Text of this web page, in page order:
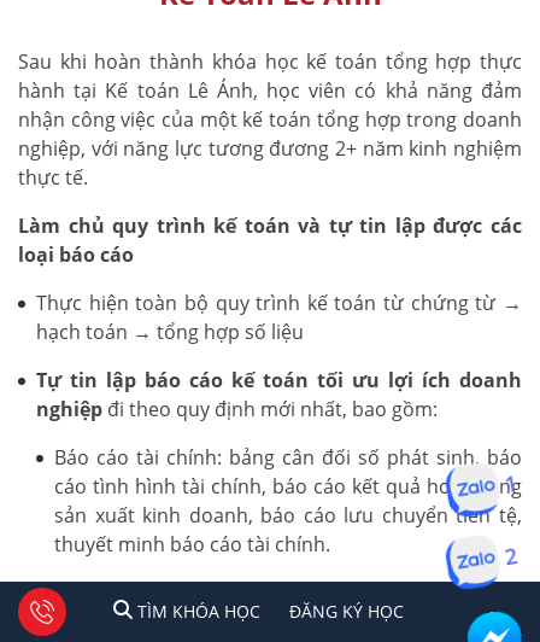
Sau khi hoàn thành khóa học kế toán tổng hợp thực
hành tại Kế toán Lê Ánh, học viên có khả năng đảm
nhận công việc của một kế toán tổng hợp trong doanh
nghiệp, với năng lực tương đương 2+ năm kinh nghiệm
thực tế.
Làm chủ quy trình kế toán và tự tin lập được các
loại báo cáo
Thực hiện toàn bộ quy trình kế toán từ chứng từ →
hạch toán → tổng hợp số liệu
Tự tin lập báo cáo kế toán tối ưu lợi ích doanh
nghiệp đi theo quy định mới nhất, bao gồm:
Báo cáo tài chính: bảng cân đối số phát sinh, báo
cáo tình hình tài chính, báo cáo kết quả hoạt động
sản xuất kinh doanh, báo cáo lưu chuyển tiền tệ,
thuyết minh báo cáo tài chính.
Báo cáo thuế: Tờ khai thuế GTGT, TNCN, TNDN
theo quy định hiện hành
TÌM KHÓA HỌC ĐĂNG KÍ HỌC
1 2 Tư vấn facebook
TÌM KHÓA HỌC ĐĂNG KÝ HỌC
1
2